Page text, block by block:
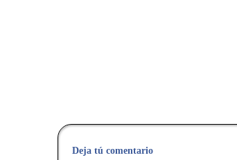
Deja tú comentario